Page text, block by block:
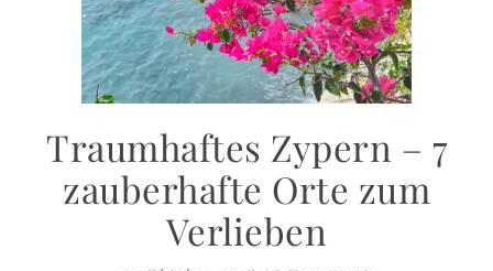
Traumhaftes Zypern – 7
zauberhafte Orte zum
Verlieben